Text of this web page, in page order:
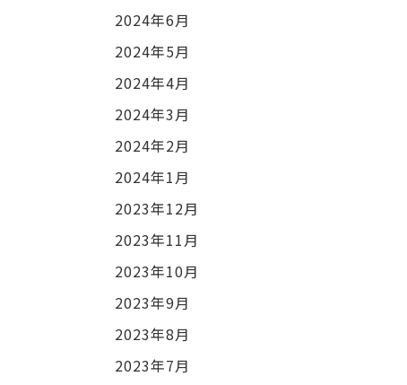
2024年6月
2024年5月
2024年4月
2024年3月
2024年2月
2024年1月
2023年12月
2023年11月
2023年10月
2023年9月
2023年8月
2023年7月